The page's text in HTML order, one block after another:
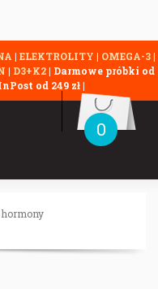
| ELEKTROLITY | OMEGA-3|
| D3+K2| Darmowe próbki od
od 249 zł |
0
hormony